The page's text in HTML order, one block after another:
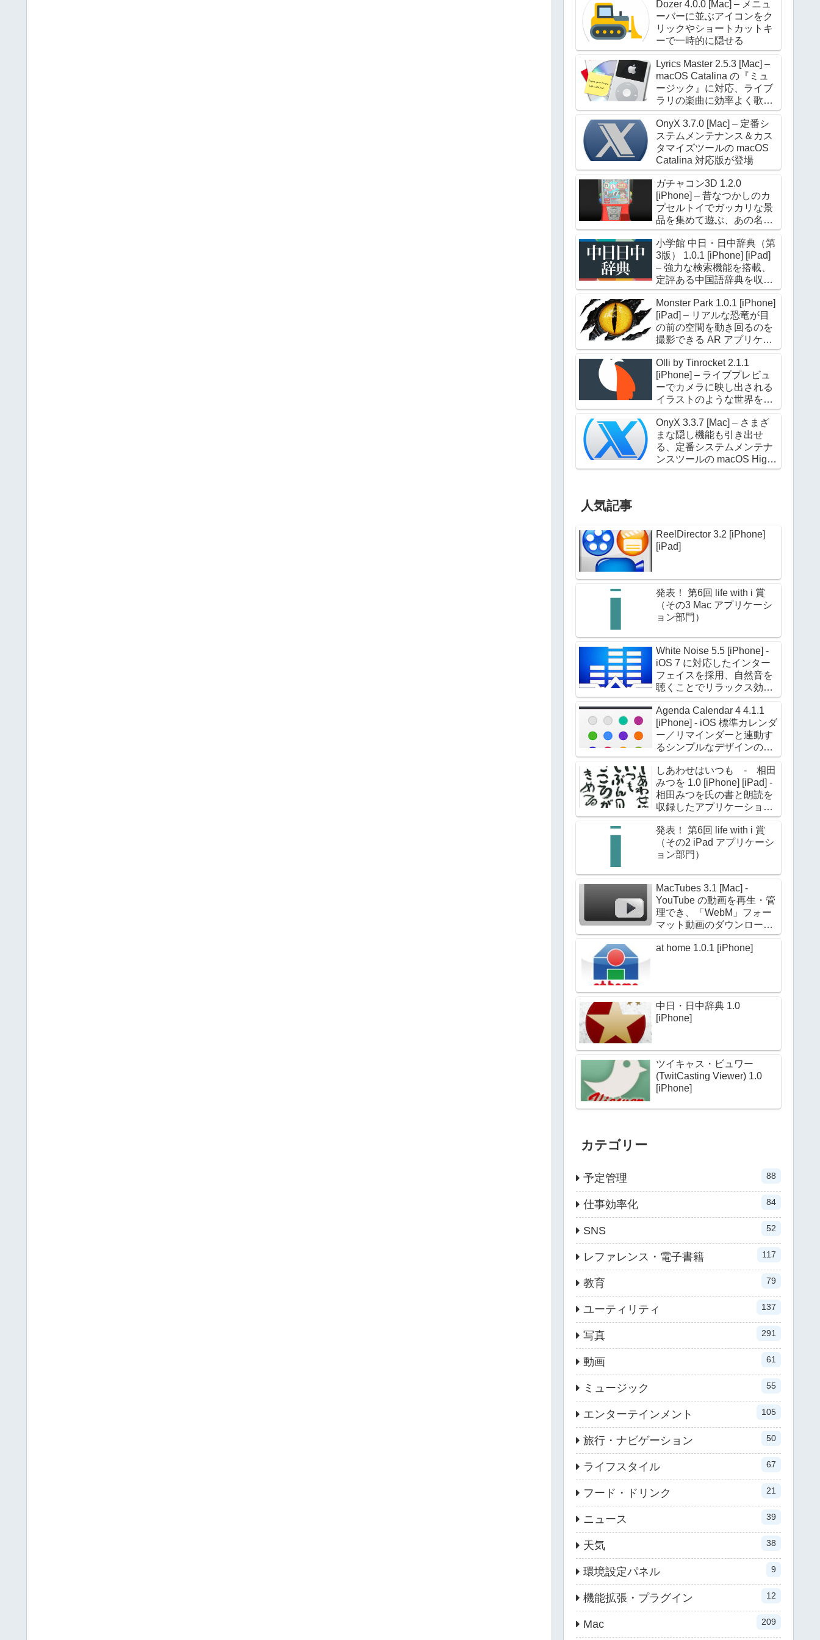
Dozer 4.0.0 [Mac] – メニュ
ーバーに並ぶアイコンをク
リックやショートカットキ
ーで一時的に隠せる
Lyrics Master 2.5.3 [Mac] –
macOS Catalina の『ミュ
ージック』に対応、ライブ
ラリの楽曲に効率よく歌詞
を設定できる
OnyX 3.7.0 [Mac] – 定番シ
ステムメンテナンス＆カス
タマイズツールの macOS
Catalina 対応版が登場
ガチャコン3D 1.2.0
[iPhone] – 昔なつかしのカ
プセルトイでガッカリな景
品を集めて遊ぶ、あの名作
が進化して帰ってきた
小学館 中日・日中辞典（第
3版） 1.0.1 [iPhone] [iPad]
– 強力な検索機能を搭載、
定評ある中国語辞典を収録
した電子辞典アプリケーシ
ョン
Monster Park 1.0.1 [iPhone]
[iPad] – リアルな恐竜が目
の前の空間を動き回るのを
撮影できる AR アプリケー
ション
Olli by Tinrocket 2.1.1
[iPhone] – ライブプレビュ
ーでカメラに映し出される
イラストのような世界を撮
影できるアプリケーション
OnyX 3.3.7 [Mac] – さまざ
まな隠し機能も引き出せ
る、定番システムメンテナ
ンスツールの macOS High
Sierra 対応版
人気記事
ReelDirector 3.2 [iPhone]
[iPad]
発表！ 第6回 life with i 賞
（その3 Mac アプリケーシ
ョン部門）
White Noise 5.5 [iPhone] -
iOS 7 に対応したインター
フェイスを採用、自然音を
聴くことでリラックス効果
を高める
Agenda Calendar 4 4.1.1
[iPhone] - iOS 標準カレンダ
ー／リマインダーと連動す
るシンプルなデザインのカ
レンダーアプリケーション
しあわせはいつも - 相田
みつを 1.0 [iPhone] [iPad] -
相田みつを氏の書と朗読を
収録したアプリケーション
第二弾
発表！ 第6回 life with i 賞
（その2 iPad アプリケーシ
ョン部門）
MacTubes 3.1 [Mac] -
YouTube の動画を再生・管
理でき、「WebM」フォー
マット動画のダウンロード
にも対応
at home 1.0.1 [iPhone]
中日・日中辞典 1.0
[iPhone]
ツイキャス・ビュワー
(TwitCasting Viewer) 1.0
[iPhone]
カテゴリー
予定管理 88
仕事効率化 84
SNS 52
レファレンス・電子書籍 117
教育 79
ユーティリティ 137
写真 291
動画 61
ミュージック 55
エンターテインメント 105
旅行・ナビゲーション 50
ライフスタイル 67
フード・ドリンク 21
ニュース 39
天気 38
環境設定パネル 9
機能拡張・プラグイン 12
Mac 209